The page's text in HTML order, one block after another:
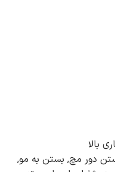
بالا
دور مچ, بستن به مو,